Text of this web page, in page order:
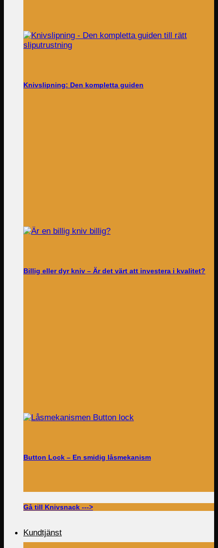
Knivslipning: Den kompletta guiden
Billig eller dyr kniv – Är det värt att investera i kvalitet?
Button Lock – En smidig låsmekanism
Gå till Knivsnack --->
Kundtjänst